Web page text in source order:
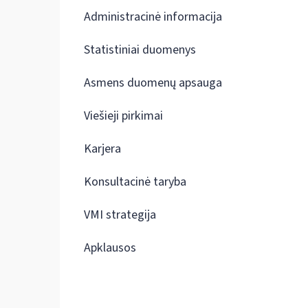
Administracinė informacija
Statistiniai duomenys
Asmens duomenų apsauga
Viešieji pirkimai
Karjera
Konsultacinė taryba
VMI strategija
Apklausos